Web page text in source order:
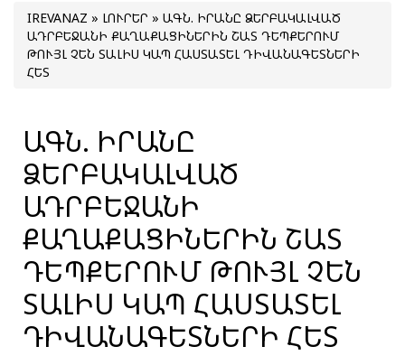
IREVANAZ » ԼՈՒՐԵՐ » ԱԳՆ. ԻՐԱՆԸ ՁԵՐԲԱԿԱԼՎԱԾ
ԱԴՐԲԵՋԱՆԻ ՔԱՂԱՔԱՑԻՆԵՐԻՆ ՇԱՏ ԴԵՊՔԵՐՈՒՄ
ԹՈՒՅԼ ՉԵՆ ՏԱԼԻՍ ԿԱՊ ՀԱՍՏԱՏԵԼ ԴԻՎԱՆԱԳԵՏՆԵՐԻ
ՀԵՏ
ԱԳՆ. ԻՐԱՆԸ
ՁԵՐԲԱԿԱԼՎԱԾ
ԱԴՐԲԵՋԱՆԻ
ՔԱՂԱՔԱՑԻՆԵՐԻՆ ՇԱՏ
ԴԵՊՔԵՐՈՒՄ ԹՈՒՅԼ ՉԵՆ
ՏԱԼԻՍ ԿԱՊ ՀԱՍՏԱՏԵԼ
ԴԻՎԱՆԱԳԵՏՆԵՐԻ ՀԵՏ